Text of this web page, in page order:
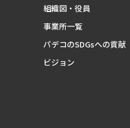
組織図・役員
事業所一覧
パデコのSDGsへの貢献
ビジョン